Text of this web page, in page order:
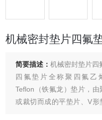
机械密封垫片四氟
简要描述：机械密封垫片四
四氟垫片全称聚四氟乙
Teflon（铁氟龙）垫片，
或裁切而成的平垫片、V